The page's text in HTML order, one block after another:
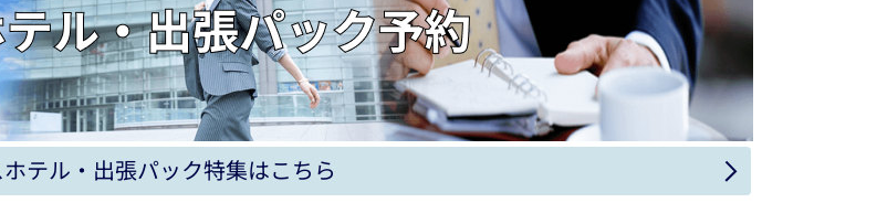
テル・出張パック特集はこちら